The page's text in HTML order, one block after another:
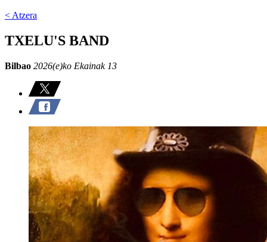
< Atzera
TXELU'S BAND
Bilbao 2026(e)ko Ekainak 13